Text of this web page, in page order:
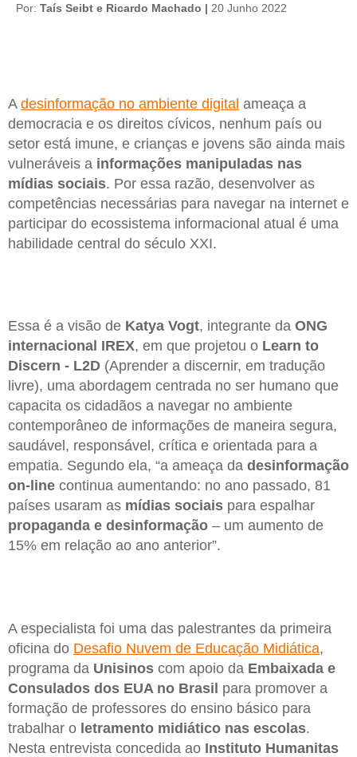
Por: Taís Seibt e Ricardo Machado | 20 Junho 2022
A desinformação no ambiente digital ameaça a
democracia e os direitos cívicos, nenhum país ou
setor está imune, e crianças e jovens são ainda mais
vulneráveis a informações manipuladas nas
mídias sociais. Por essa razão, desenvolver as
competências necessárias para navegar na internet e
participar do ecossistema informacional atual é uma
habilidade central do século XXI.
Essa é a visão de Katya Vogt, integrante da ONG
internacional IREX, em que projetou o Learn to
Discern - L2D (Aprender a discernir, em tradução
livre), uma abordagem centrada no ser humano que
capacita os cidadãos a navegar no ambiente
contemporâneo de informações de maneira segura,
saudável, responsável, crítica e orientada para a
empatia. Segundo ela, “a ameaça da desinformação
on-line continua aumentando: no ano passado, 81
países usaram as mídias sociais para espalhar
propaganda e desinformação – um aumento de
15% em relação ao ano anterior”.
A especialista foi uma das palestrantes da primeira
oficina do Desafio Nuvem de Educação Midiática,
programa da Unisinos com apoio da Embaixada e
Consulados dos EUA no Brasil para promover a
formação de professores do ensino básico para
trabalhar o letramento midiático nas escolas.
Nesta entrevista concedida ao Instituto Humanitas